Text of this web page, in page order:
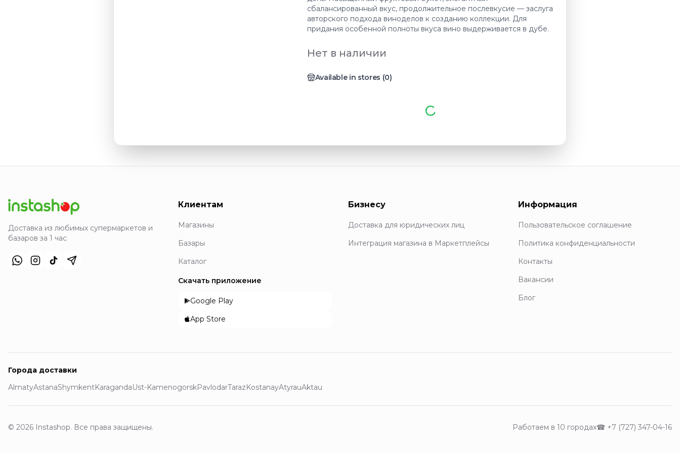
сбалансированный вкус, продолжительное послевкусие — заслуга
авторского подхода виноделов к созданию коллекции. Для
придания особенной полноты вкуса вино выдерживается в дубе.
Нет в наличии
Available in stores (0)
Доставка из любимых супермаркетов и
базаров за 1 час
Клиентам
Магазины
Базары
Каталог
Скачать приложение
Google Play
App Store
Бизнесу
Доставка для юридических лиц
Интеграция магазина в Маркетплейсы
Информация
Пользовательское соглашение
Политика конфиденциальности
Контакты
Вакансии
Блог
Города доставки
AlmatyAstanaShymkentKaragandaUst-KamenogorskPavlodarTarazKostanayAtyrauAktau
© 2026 Instashop. Все права защищены. Работаем в 10 городах☎ +7 (727) 347-04-16